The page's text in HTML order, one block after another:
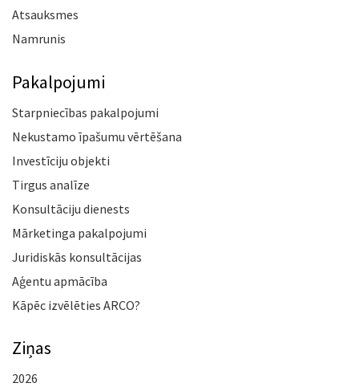
Atsauksmes
Namrunis
Pakalpojumi
Starpniecības pakalpojumi
Nekustamo īpašumu vērtēšana
Investīciju objekti
Tirgus analīze
Konsultāciju dienests
Mārketinga pakalpojumi
Juridiskās konsultācijas
Aģentu apmācība
Kāpēc izvēlēties ARCO?
Ziņas
2026